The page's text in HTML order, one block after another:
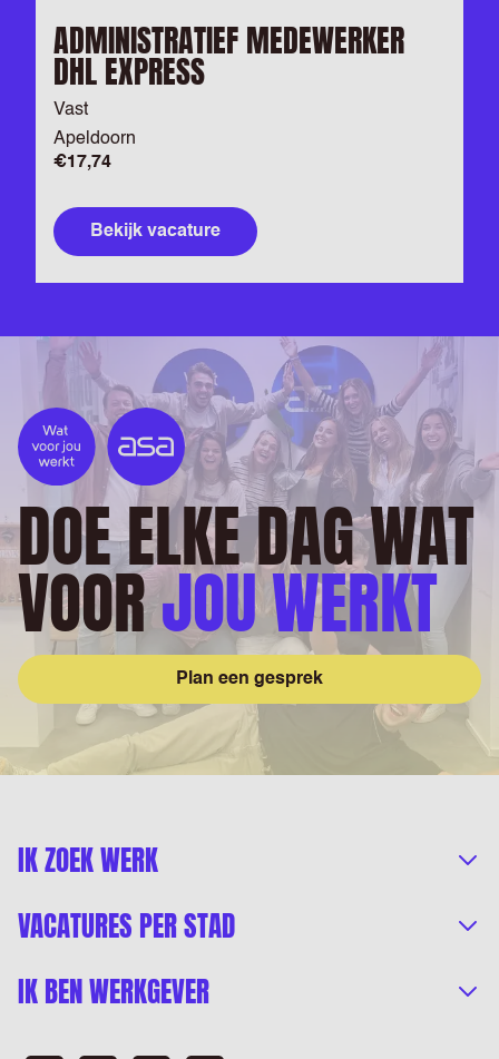
ADMINISTRATIEF MEDEWERKER
DHL EXPRESS
Vast
Apeldoorn
€17,74
Bekijk vacature
DOE ELKE DAG WAT
VOORJOU WERKT
Plan een gesprek
IK ZOEK WERK
VACATURES PER STAD
IK BEN WERKGEVER